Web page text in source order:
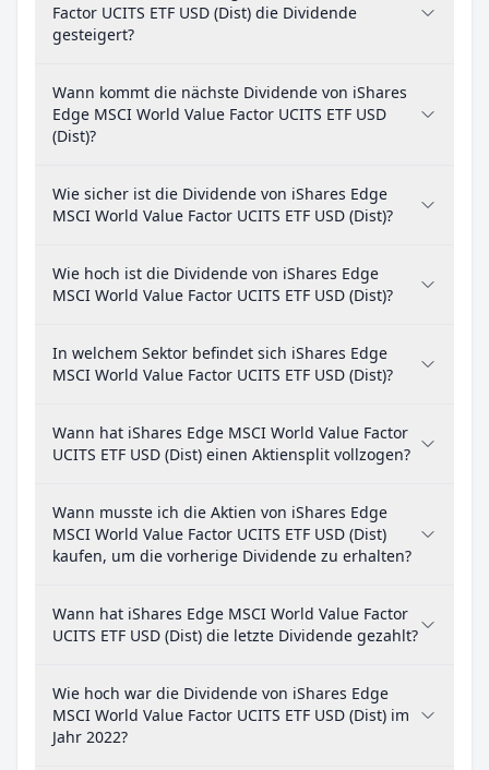
Factor UCITS ETF USD (Dist) die Dividende
gesteigert?
Wann kommt die nächste Dividende von iShares
Edge MSCI World Value Factor UCITS ETF USD
(Dist)?
Wie sicher ist die Dividende von iShares Edge
MSCI World Value Factor UCITS ETF USD (Dist)?
Wie hoch ist die Dividende von iShares Edge
MSCI World Value Factor UCITS ETF USD (Dist)?
In welchem Sektor befindet sich iShares Edge
MSCI World Value Factor UCITS ETF USD (Dist)?
Wann hat iShares Edge MSCI World Value Factor
UCITS ETF USD (Dist) einen Aktiensplit vollzogen?
Wann musste ich die Aktien von iShares Edge
MSCI World Value Factor UCITS ETF USD (Dist)
kaufen, um die vorherige Dividende zu erhalten?
Wann hat iShares Edge MSCI World Value Factor
UCITS ETF USD (Dist) die letzte Dividende gezahlt?
Wie hoch war die Dividende von iShares Edge
MSCI World Value Factor UCITS ETF USD (Dist) im
Jahr 2022?